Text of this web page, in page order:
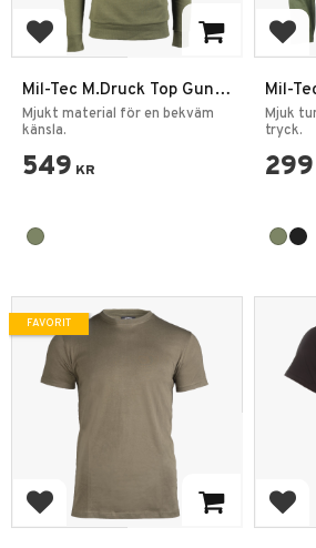
Lägg till i favoriter
Mil-Tec M.Druck Top Gun
Hoodie Tröja
Mjukt material för en bekväm
känsla.
549 KR
Mil-
Mjuk
tryck.
299
Lägg till i favoriter
FAVORIT